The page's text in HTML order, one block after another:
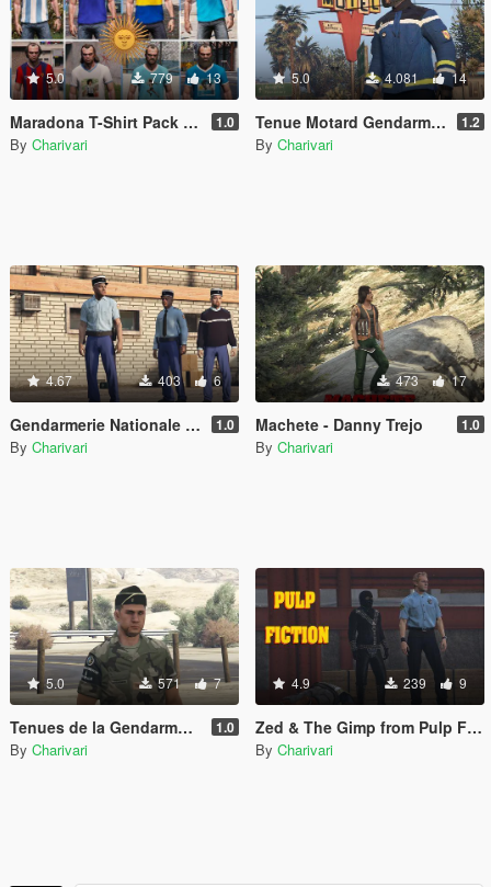
5.0 779 13
Maradona T-Shirt Pack pour Trevor 1.0
By Charivari
5.0 4.081 14
Tenue Motard Gendarmerie Nationale 1.2
By Charivari
4.67 403 6
Gendarmerie Nationale 1990-2000 1.0
By Charivari
473 17
Machete - Danny Trejo 1.0
By Charivari
5.0 571 7
Tenues de la Gendarmerie Prévotale 1.0
By Charivari
4.9 239 9
Zed & The Gimp from Pulp Fiction
By Charivari